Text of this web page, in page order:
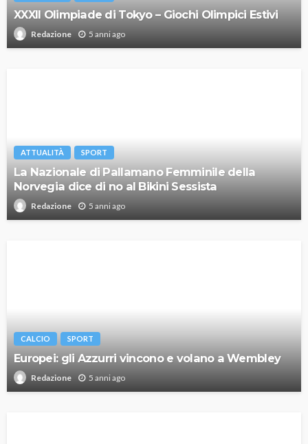
XXXII Olimpiade di Tokyo – Giochi Olimpici Estivi
Redazione 5 anni ago
ATTUALITÀ SPORT
La Nazionale di Pallamano Femminile della
Norvegia dice di no al Bikini Sessista
Redazione 5 anni ago
CALCIO SPORT
Europei: gli Azzurri vincono e volano a Wembley
Redazione 5 anni ago